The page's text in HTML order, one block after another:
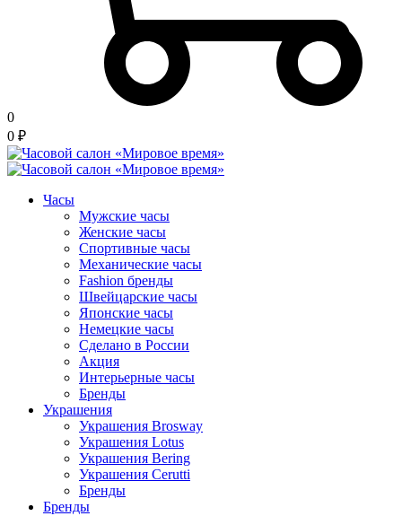
0
0 ₽
Часы
Мужские часы
Женские часы
Спортивные часы
Механические часы
Fashion бренды
Швейцарские часы
Японские часы
Немецкие часы
Сделано в России
Акция
Интерьерные часы
Бренды
Украшения
Украшения Brosway
Украшения Lotus
Украшения Bering
Украшения Cerutti
Бренды
Бренды